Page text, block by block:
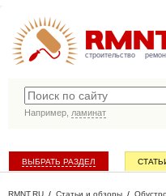
строительство
Например, ламинат
ВЫБРАТЬ РАЗДЕЛ
RMNT.RU / Статьи и обзоры /